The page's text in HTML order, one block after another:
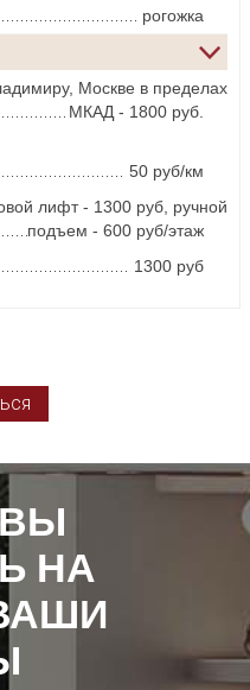
рогожка
Москве в пределах
МКАД - 1800 руб.
50 руб/км
лифт - 1300 руб, ручной
подъем - 600 руб/этаж
1300 руб
НА